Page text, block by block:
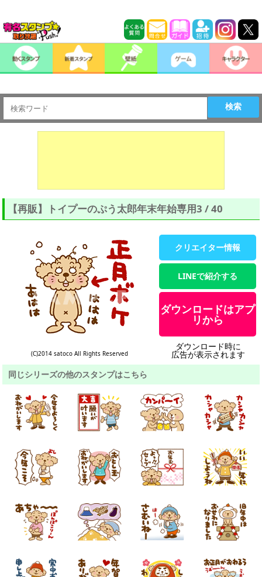
検索
【再販】トイプーのぷう太郎年末年始専用3 / 40
(C)2014 satoco All Rights Reserved
クリエイター情報
LINEで紹介する
ダウンロードはアプ
リから
ダウンロード時に
広告が表示されます
同じシリーズの他のスタンプはこちら